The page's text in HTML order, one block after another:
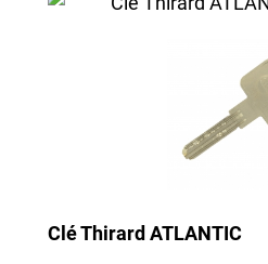
Clé Thirard ATLANTIC